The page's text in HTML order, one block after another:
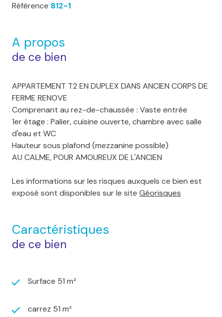
Référence 812-1
A propos
de ce bien
APPARTEMENT T2 EN DUPLEX DANS ANCIEN CORPS DE
FERME RENOVE
Comprenant au rez-de-chaussée : Vaste entrée
1er étage : Palier, cuisine ouverte, chambre avec salle
d'eau et WC
Hauteur sous plafond (mezzanine possible)
AU CALME, POUR AMOUREUX DE L'ANCIEN
Les informations sur les risques auxquels ce bien est
exposé sont disponibles sur le site Géorisques
Caractéristiques
de ce bien
Surface 51 m²
carrez 51 m²